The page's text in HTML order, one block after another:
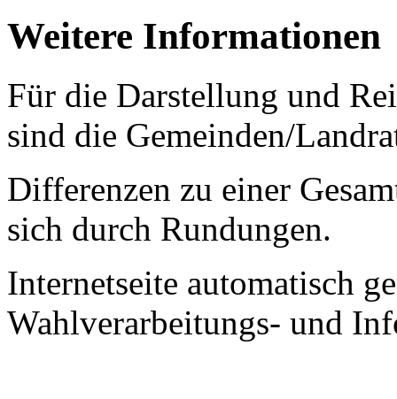
Weitere Informationen
Für die Darstellung und
sind die Gemeinden/
Differenzen zu einer
sich durch Rundungen.
Internetseite automatisch
Wahlverarbeitungs- und